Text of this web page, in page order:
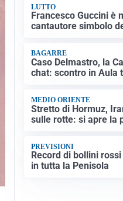
LUTTO
Francesco Guccini è
cantautore simbolo
BAGARRE
Caso Delmastro, la
chat: scontro in Aula
MEDIO ORIENTE
Stretto di Hormuz,
sulle rotte: si apre la
PREVISIONI
Record di bollini
in tutta la Penisola